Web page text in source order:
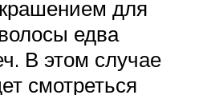
для
едва
В этом случае
смотреться